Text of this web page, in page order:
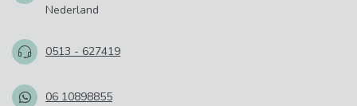
Nederland
0513 - 627419
06 10898855